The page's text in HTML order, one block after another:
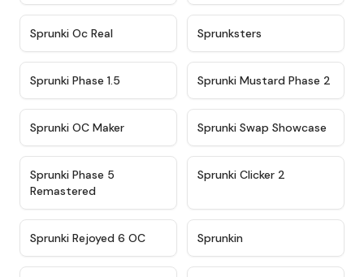
Sprunki Oc Real Sprunksters
Sprunki Phase 1.5 ★ 4.4
Sprunki Mustard Phase 2
Sprunki OC Maker ★ 4.6
Sprunki Swap Showcase
Sprunki Phase 5
Remastered
Sprunki Clicker 2
★ 4.4
Sprunki Rejoyed 6 OC Sprunkin